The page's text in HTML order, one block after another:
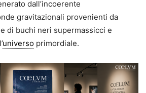
dall’incoerente
gravitazionali provenienti da
di buchi neri supermassicci e
universo primordiale.